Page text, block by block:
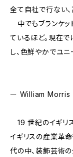
全て自社で行ない
中でもブランケッ
ているほど。現在
し、色鮮やかでユ
ー William
19 世紀のイギリ
イギリスの産業革
代の中、装飾芸術